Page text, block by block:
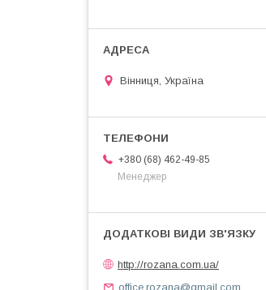
Вінниця, Україна
+380 (68) 462-49-85
Менеджер
http://rozana.com.ua/
office.rozana@gmail.com